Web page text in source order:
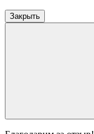
Закрыть